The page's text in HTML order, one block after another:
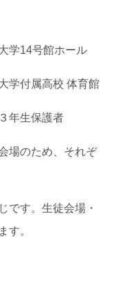
学14号館ホール
属高校 体育館
年生保護者
ため、それぞ
です。生徒会場・
す。